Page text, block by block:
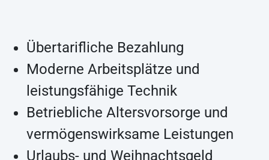
Übertarifliche Bezahlung
Moderne Arbeitsplätze und
leistungsfähige Technik
Betriebliche Altersvorsorge und
vermögenswirksame Leistungen
Urlaubs- und Weihnachtsgeld